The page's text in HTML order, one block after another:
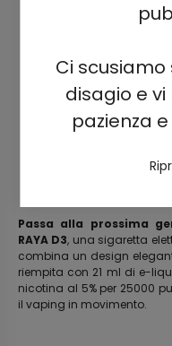
Ci
disagio e
pazienza
Passa alla prossima
RAYA D3, una sigaretta
combina un design
riempita con 21 ml di e-
nicotina al 5% per 25000
il vaping in movimento.